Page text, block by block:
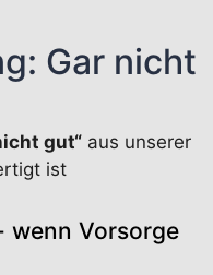
Gar nicht
gut“ aus unserer
ist
wenn Vorsorge